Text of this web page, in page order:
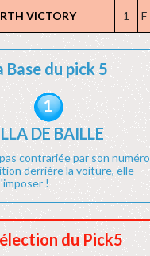
VICTORY 1 F
Base du pick 5
1
DE BAILLE
contrariée par son numéro
derrière la voiture, elle
!
du Pick5